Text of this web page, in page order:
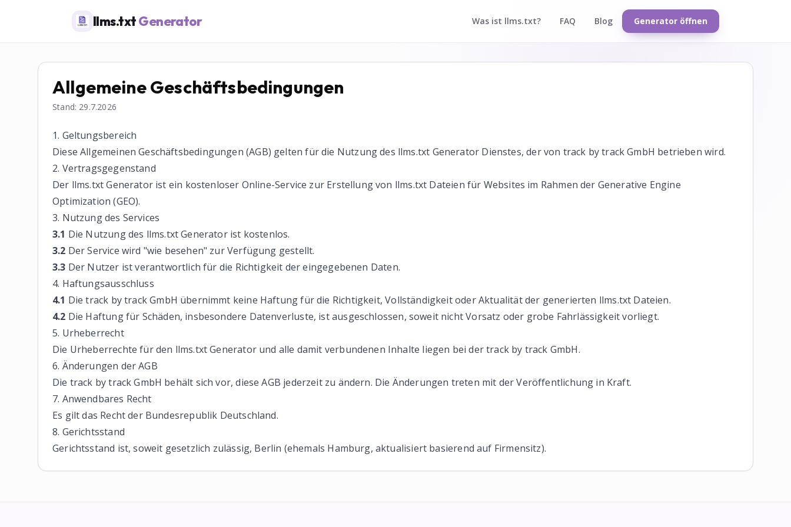
llms.txtGenerator Was ist llms.txt? FAQ Blog Generator öffnen
Allgemeine Geschäftsbedingungen
Stand: 29.7.2026
1. Geltungsbereich
Diese Allgemeinen Geschäftsbedingungen (AGB) gelten für die Nutzung des llms.txt Generator Dienstes, der von track by track GmbH betrieben wird.
2. Vertragsgegenstand
Der llms.txt Generator ist ein kostenloser Online-Service zur Erstellung von llms.txt Dateien für Websites im Rahmen der Generative Engine
Optimization (GEO).
3. Nutzung des Services
3.1 Die Nutzung des llms.txt Generator ist kostenlos.
3.2 Der Service wird "wie besehen" zur Verfügung gestellt.
3.3 Der Nutzer ist verantwortlich für die Richtigkeit der eingegebenen Daten.
4. Haftungsausschluss
4.1 Die track by track GmbH übernimmt keine Haftung für die Richtigkeit, Vollständigkeit oder Aktualität der generierten llms.txt Dateien.
4.2 Die Haftung für Schäden, insbesondere Datenverluste, ist ausgeschlossen, soweit nicht Vorsatz oder grobe Fahrlässigkeit vorliegt.
5. Urheberrecht
Die Urheberrechte für den llms.txt Generator und alle damit verbundenen Inhalte liegen bei der track by track GmbH.
6. Änderungen der AGB
Die track by track GmbH behält sich vor, diese AGB jederzeit zu ändern. Die Änderungen treten mit der Veröffentlichung in Kraft.
7. Anwendbares Recht
Es gilt das Recht der Bundesrepublik Deutschland.
8. Gerichtsstand
Gerichtsstand ist, soweit gesetzlich zulässig, Berlin (ehemals Hamburg, aktualisiert basierend auf Firmensitz).